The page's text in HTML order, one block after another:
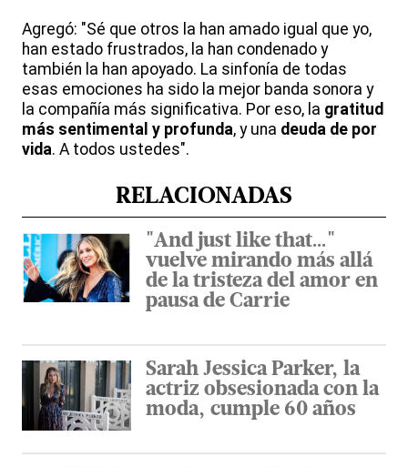
Agregó: "Sé que otros la han amado igual que yo,
han estado frustrados, la han condenado y
también la han apoyado. La sinfonía de todas
esas emociones ha sido la mejor banda sonora y
la compañía más significativa. Por eso, la gratitud
más sentimental y profunda, y una deuda de por
vida. A todos ustedes".
RELACIONADAS
"And just like that..."
vuelve mirando más allá
de la tristeza del amor en
pausa de Carrie
Sarah Jessica Parker, la
actriz obsesionada con la
moda, cumple 60 años